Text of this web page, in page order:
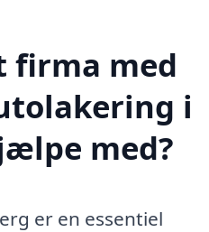
firma med
i
med?
er en essentiel